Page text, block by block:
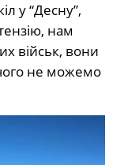
у “Десну”,
нам
військ, вони
не можемо